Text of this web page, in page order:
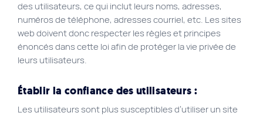
des utilisateurs, ce qui inclut leurs noms, adresses,
numéros de téléphone, adresses courriel, etc. Les sites
web doivent donc respecter les règles et principes
énoncés dans cette loi afin de protéger la vie privée de
leurs utilisateurs.
Établir la confiance des utilisateurs :
Les utilisateurs sont plus susceptibles d’utiliser un site